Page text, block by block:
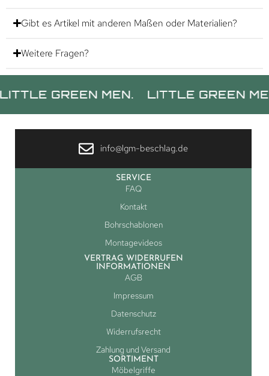
Gibt es Artikel mit anderen Maßen oder Materialien?
Weitere Fragen?
GREEN MEN. LITTLE GREEN MEN.
info@lgm-beschlag.de
SERVICE
FAQ
Kontakt
Bohrschablonen
Montagevideos
VERTRAG WIDERRUFEN
INFORMATIONEN
AGB
Impressum
Datenschutz
Widerrufsrecht
Zahlung und Versand
SORTIMENT
Möbelgriffe